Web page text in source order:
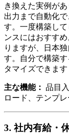
き換えた実例が
出力まで自動化
す。一度構築し
ンスにはおすす
りますが、日本
す。自分で構築
タマイズできます
主な機能： 品目
ロード、テンプ
3. 社内有給・